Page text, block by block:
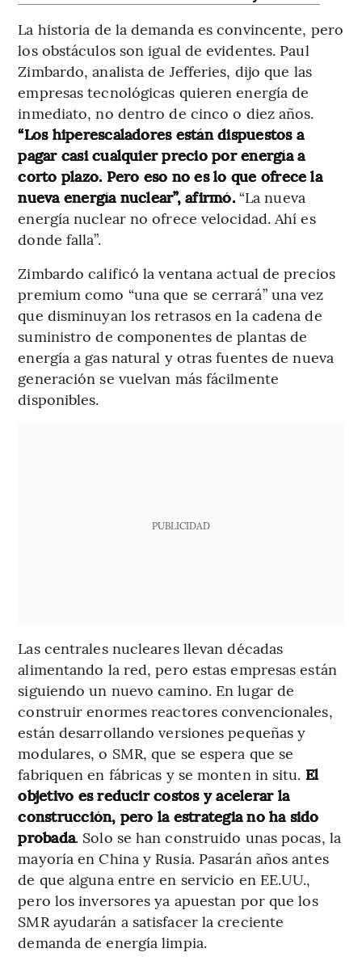
La historia de la demanda es convincente, pero
los obstáculos son igual de evidentes. Paul
Zimbardo, analista de Jefferies, dijo que las
empresas tecnológicas quieren energía de
inmediato, no dentro de cinco o diez años.
“Los hiperescaladores están dispuestos a
pagar casi cualquier precio por energía a
corto plazo. Pero eso no es lo que ofrece la
nueva energía nuclear”, afirmó.“La nueva
energía nuclear no ofrece velocidad. Ahí es
donde falla”.
Zimbardo calificó la ventana actual de precios
premium como “una que se cerrará” una vez
que disminuyan los retrasos en la cadena de
suministro de componentes de plantas de
energía a gas natural y otras fuentes de nueva
generación se vuelvan más fácilmente
disponibles.
PUBLICIDAD
Las centrales nucleares llevan décadas
alimentando la red, pero estas empresas están
siguiendo un nuevo camino. En lugar de
construir enormes reactores convencionales,
están desarrollando versiones pequeñas y
modulares, o SMR, que se espera que se
fabriquen en fábricas y se monten in situ. El
objetivo es reducir costos y acelerar la
construcción, pero la estrategia no ha sido
probada. Solo se han construido unas pocas, la
mayoría en China y Rusia. Pasarán años antes
de que alguna entre en servicio en EE.UU.,
pero los inversores ya apuestan por que los
SMR ayudarán a satisfacer la creciente
demanda de energía limpia.